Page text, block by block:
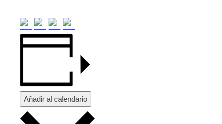
Añadir al calendario